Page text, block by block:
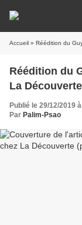
Accueil » Réédition du Guy
Réédition du
La
Publié le 29/12/2019
Par Palim-Psao